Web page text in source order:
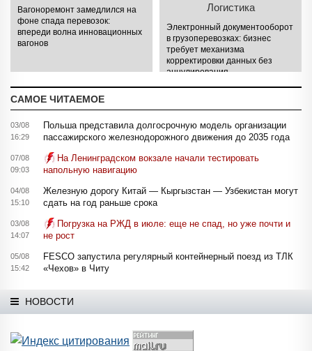
Вагоноремонт замедлился на
фоне спада перевозок:
впереди волна инновационных
вагонов
Логистика
Электронный документооборот
в грузоперевозках: бизнес
требует механизма
корректировки данных без
аннулирования
САМОЕ ЧИТАЕМОЕ
03/08
16:29
Польша представила долгосрочную модель организации
пассажирского железнодорожного движения до 2035 года
07/08
09:03
На Ленинградском вокзале начали тестировать
напольную навигацию
04/08
15:10
Железную дорогу Китай — Кыргызстан — Узбекистан могут
сдать на год раньше срока
03/08
14:07
Погрузка на РЖД в июле: еще не спад, но уже почти и
не рост
05/08
15:42
FESCO запустила регулярный контейнерный поезд из ТЛК
«Чехов» в Читу
НОВОСТИ